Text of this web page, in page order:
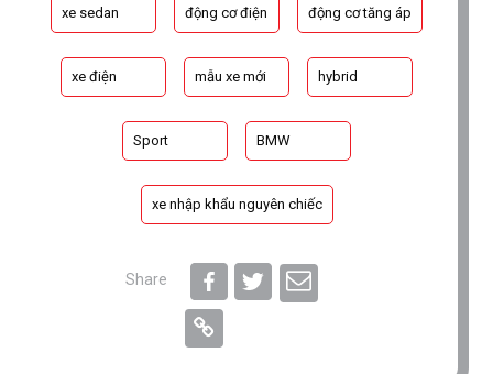
xe sedan động cơ điện động cơ tăng áp
xe điện mẫu xe mới hybrid
Sport BMW
xe nhập khẩu nguyên chiếc
Share